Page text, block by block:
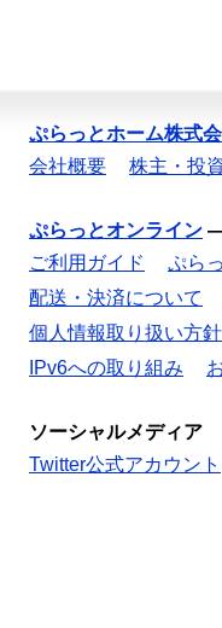
ぷらっとホーム株式
会社概要
株主・投
ぷらっとオンライン
ご利用ガイド
ぷら
配送・決済について
個人情報取り扱い方針
IPv6への取り組み
ソーシャルメディア
Twitter公式アカウント